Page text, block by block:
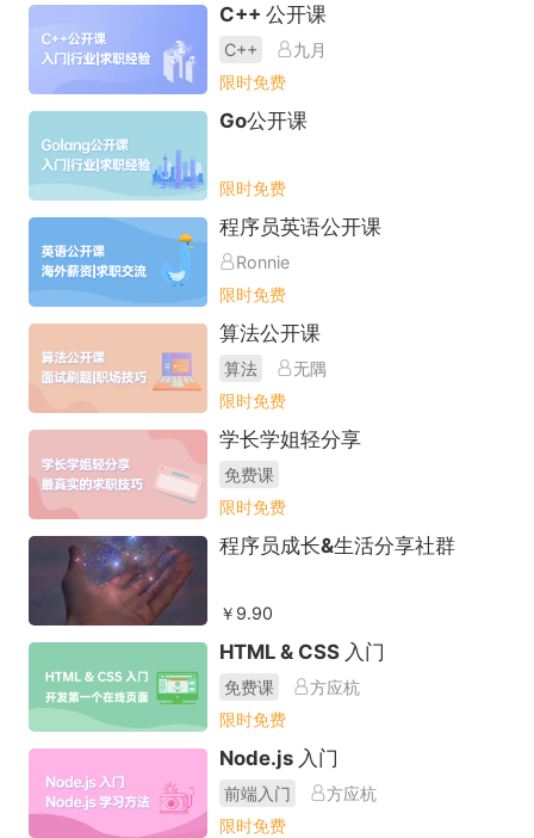
C++ 公开课
C++
九月
限时免费
Go公开课
限时免费
程序员英语公开课
Ronnie
限时免费
算法公开课
算法
无隅
限时免费
学长学姐轻分享
免费课
限时免费
程序员成长&生活分享社群
￥9.90
HTML & CSS 入门
免费课
方应杭
限时免费
Node.js 入门
前端入门
方应杭
限时免费